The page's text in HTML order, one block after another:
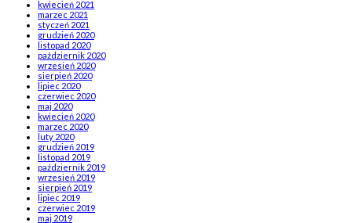
kwiecień 2021
marzec 2021
styczeń 2021
grudzień 2020
listopad 2020
październik 2020
wrzesień 2020
sierpień 2020
lipiec 2020
czerwiec 2020
maj 2020
kwiecień 2020
marzec 2020
luty 2020
grudzień 2019
listopad 2019
październik 2019
wrzesień 2019
sierpień 2019
lipiec 2019
czerwiec 2019
maj 2019